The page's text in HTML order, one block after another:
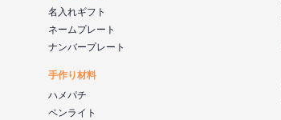
名入れギフト
ネームプレート
ナンバープレート
手作り材料
ハメパチ
ペンライト